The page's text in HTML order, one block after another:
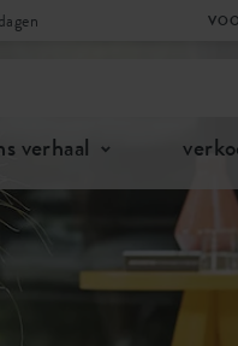
verhaal